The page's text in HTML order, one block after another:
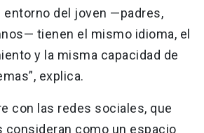
entorno del joven —padres,
tienen el mismo idioma, el
y la misma capacidad de
explica.
con las redes sociales, que
consideran como un espacio